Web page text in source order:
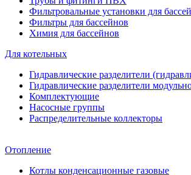
Фильтровальные установки для
Фильтры для бассейнов
Химия для бассейнов
Для котельных
Гидравлические разделители
Гидравлические разделители
Комплектующие
Насосные группы
Распределительные коллекторы
Отопление
Котлы конденсационные газовые